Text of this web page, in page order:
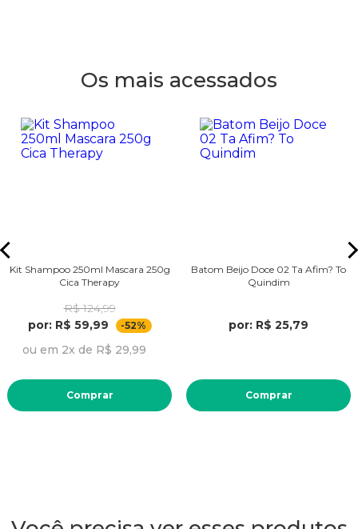
Os mais acessados
Kit Shampoo 250ml Mascara 250g
Cica Therapy
R$ 124,99
por: R$ 59,99
-52%
ou em 2x de R$ 29,99
Comprar
Batom Beijo Doce 02 Ta Afim? To
Quindim
por: R$ 25,79
Comprar